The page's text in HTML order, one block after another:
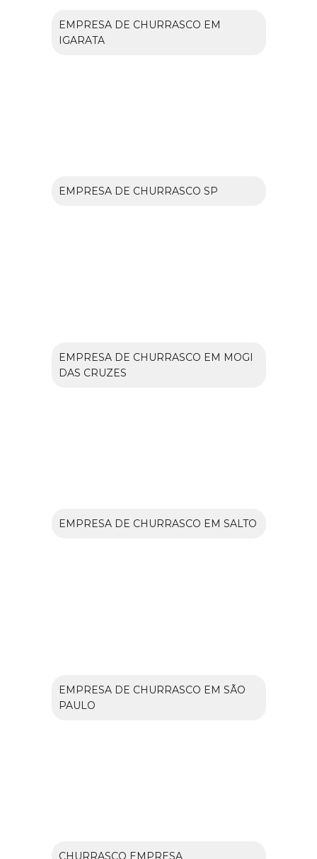
EMPRESA DE CHURRASCO EM
IGARATA
EMPRESA DE CHURRASCO SP
EMPRESA DE CHURRASCO EM MOGI
DAS CRUZES
EMPRESA DE CHURRASCO EM SALTO
EMPRESA DE CHURRASCO EM SÃO
PAULO
CHURRASCO EMPRESA